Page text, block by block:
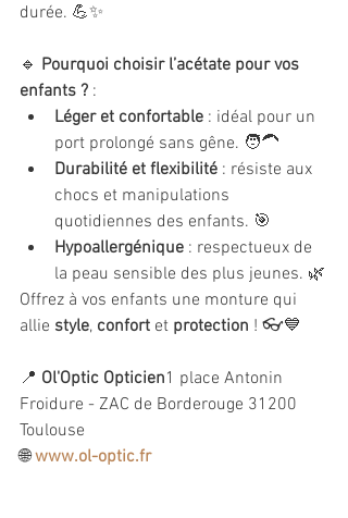
durée. 💪✨
🔹 Pourquoi choisir l’acétate pour vos
enfants ? :
Léger et confortable : idéal pour un
port prolongé sans gêne. 🧑‍🦱
Durabilité et flexibilité : résiste aux
chocs et manipulations
quotidiennes des enfants. 🎯
Hypoallergénique : respectueux de
la peau sensible des plus jeunes. 🌿
Offrez à vos enfants une monture qui
allie style, confort et protection ! 👓💙
📍 Ol'Optic Opticien1 place Antonin
Froidure - ZAC de Borderouge 31200
Toulouse
🌐 www.ol-optic.fr